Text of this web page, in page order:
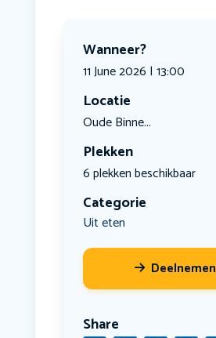
Wanneer?
11 June 2026 | 13:00
Locatie
Oude Binne...
Plekken
6 plekken beschikbaar
Categorie
Uit eten
Deelnemen
Share